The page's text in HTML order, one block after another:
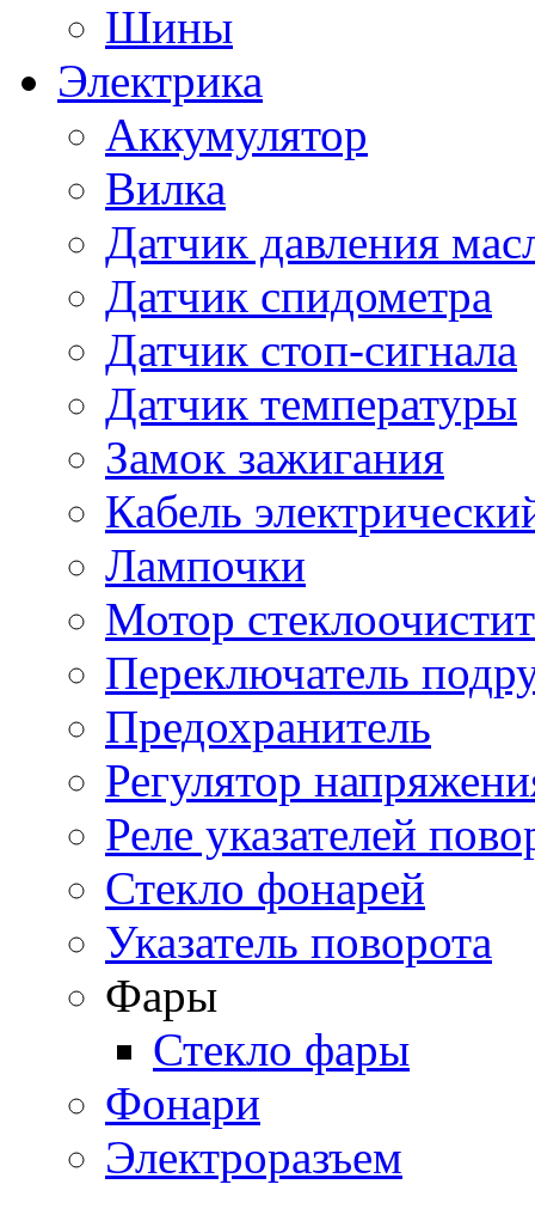
Шины
Электрика
Аккумулятор
Вилка
Датчик давления
Датчик спидометра
Датчик стоп-сигнала
Датчик температуры
Замок зажигания
Кабель
Лампочки
Мотор
Переключатель
Предохранитель
Регулятор
Реле указателей
Стекло фонарей
Указатель поворота
Фары
Стекло фары
Фонари
Электроразъем